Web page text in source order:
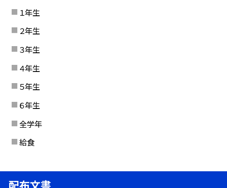
１年生
２年生
３年生
４年生
５年生
６年生
全学年
給食
配布文書